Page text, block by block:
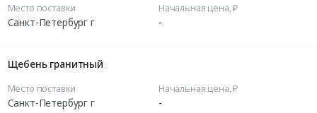
Место поставки
Санкт-Петербург г
Начальная цена, ₽
-
Щебень гранитный
Место поставки
Санкт-Петербург г
Начальная цена, ₽
-